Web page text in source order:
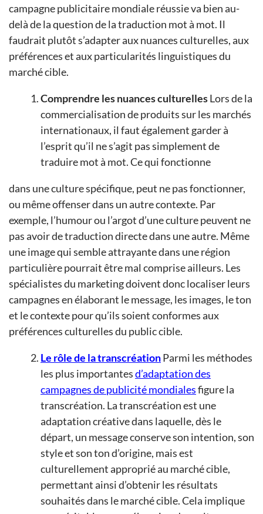
campagne publicitaire mondiale réussie va bien au-
delà de la question de la traduction mot à mot. Il
faudrait plutôt s’adapter aux nuances culturelles, aux
préférences et aux particularités linguistiques du
marché cible.
Comprendre les nuances culturellesLors de la
commercialisation de produits sur les marchés
internationaux, il faut également garder à
l’esprit qu’il ne s’agit pas simplement de
traduire mot à mot. Ce qui fonctionne
dans une culture spécifique, peut ne pas fonctionner,
ou même offenser dans un autre contexte. Par
exemple, l’humour ou l’argot d’une culture peuvent ne
pas avoir de traduction directe dans une autre. Même
une image qui semble attrayante dans une région
particulière pourrait être mal comprise ailleurs. Les
spécialistes du marketing doivent donc localiser leurs
campagnes en élaborant le message, les images, le ton
et le contexte pour qu’ils soient conformes aux
préférences culturelles du public cible.
Le rôle de la transcréationParmi les méthodes
les plus importantesd’adaptation des
campagnes de publicité mondialesfigure la
transcréation. La transcréation est une
adaptation créative dans laquelle, dès le
départ, un message conserve son intention, son
style et son ton d’origine, mais est
culturellement approprié au marché cible,
permettant ainsi d’obtenir les résultats
souhaités dans le marché cible. Cela implique